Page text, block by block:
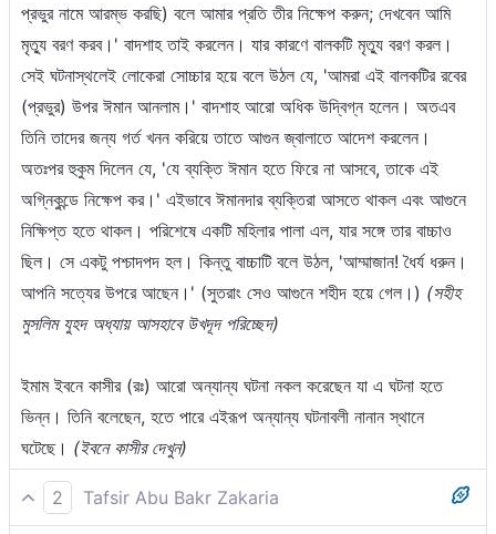
প্রভুর নামে আরম্ভ করছি) বলে আমার প্রতি তীর নিক্ষেপ করুন; দেখবেন আমি
মৃত্যু বরণ করব।' বাদশাহ তাই করলেন। যার কারণে বালকটি মৃত্যু বরণ করল।
সেই ঘটনাস্থলেই লোকেরা সোচ্চার হয়ে বলে উঠল যে, 'আমরা এই বালকটির রবের
(প্রভুর) উপর ঈমান আনলাম।' বাদশাহ আরো অধিক উদ্বিগ্ন হলেন। অতএব
তিনি তাদের জন্য গর্ত খনন করিয়ে তাতে আগুন জ্বালাতে আদেশ করলেন।
অতঃপর হুকুম দিলেন যে, 'যে ব্যক্তি ঈমান হতে ফিরে না আসবে, তাকে এই
অগ্নিকুন্ডে নিক্ষেপ কর।' এইভাবে ঈমানদার ব্যক্তিরা আসতে থাকল এবং আগুনে
নিক্ষিপ্ত হতে থাকল। পরিশেষে একটি মহিলার পালা এল, যার সঙ্গে তার বাচ্চাও
ছিল। সে একটু পশ্চাদপদ হল। কিন্তু বাচ্চাটি বলে উঠল, 'আম্মাজান! ধৈর্য ধরুন।
আপনি সত্যের উপরে আছেন।' (সুতরাং সেও আগুনে শহীদ হয়ে গেল।) (সহীহ
মুসলিম যুহদ অধ্যায় আসহাবে উখদূদ পরিচ্ছেদ)
ইমাম ইবনে কাসীর (রঃ) আরো অন্যান্য ঘটনা নকল করেছেন যা এ ঘটনা হতে
ভিন্ন। তিনি বলেছেন, হতে পারে এইরূপ অন্যান্য ঘটনাবলী নানান স্থানে
ঘটেছে। (ইবনে কাসীর দেখুন)
2 Tafsir Abu Bakr Zakaria